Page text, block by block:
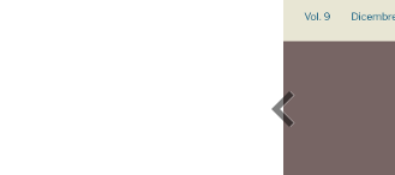
chevron_left